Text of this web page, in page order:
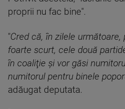
proprii nu fac bine".
"Cred că, în zilele
foarte scurt, cele două
în coaliţie şi vor găsi
numitorul pentru binele
adăugat deputata.